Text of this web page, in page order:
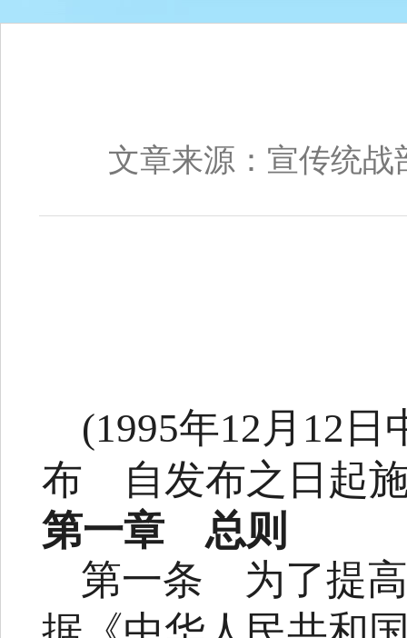
文章来源：宣传统战
(1995年12 月 12 日
布
自发布之日起
第一章 总则
第一条 为了提